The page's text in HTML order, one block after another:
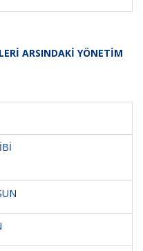
ARSINDAKİ YÖNETİM